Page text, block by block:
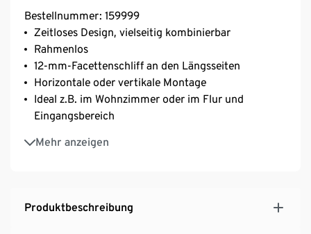
Bestellnummer: 159999
Zeitloses Design, vielseitig kombinierbar
Rahmenlos
12-mm-Facettenschliff an den Längsseiten
Horizontale oder vertikale Montage
Ideal z.B. im Wohnzimmer oder im Flur und
Eingangsbereich
Mehr anzeigen
Hersteller: Germania
MADE IN GERMANY
Produktbeschreibung